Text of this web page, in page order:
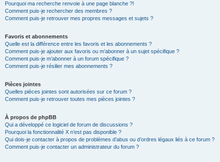
Pourquoi ma recherche renvoie à une page blanche ?!
Comment puis-je rechercher des membres ?
Comment puis-je retrouver mes propres messages et sujets ?
Favoris et abonnements
Quelle est la différence entre les favoris et les abonnements ?
Comment puis-je ajouter aux favoris ou m’abonner à un sujet spécifique ?
Comment puis-je m’abonner à un forum spécifique ?
Comment puis-je résilier mes abonnements ?
Pièces jointes
Quelles pièces jointes sont autorisées sur ce forum ?
Comment puis-je retrouver toutes mes pièces jointes ?
À propos de phpBB
Qui a développé ce logiciel de forum de discussions ?
Pourquoi la fonctionnalité X n’est pas disponible ?
Qui dois-je contacter à propos de problèmes d’abus ou d’ordres légaux liés à ce forum ?
Comment puis-je contacter un administrateur du forum ?